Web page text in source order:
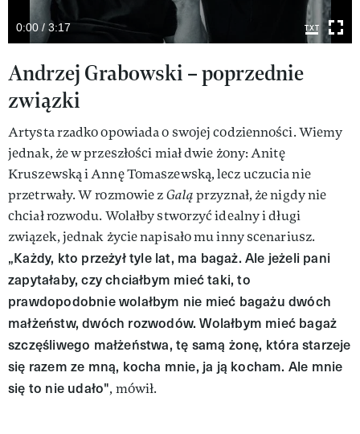
0:00 / 3:17
Andrzej Grabowski – poprzednie
związki
Artysta rzadko opowiada o swojej codzienności. Wiemy
jednak, że w przeszłości miał dwie żony: Anitę
Kruszewską i Annę Tomaszewską, lecz uczucia nie
przetrwały. W rozmowie zGaląprzyznał, że nigdy nie
chciał rozwodu. Wolałby stworzyć idealny i długi
związek, jednak życie napisało mu inny scenariusz.
„Każdy, kto przeżył tyle lat, ma bagaż. Ale jeżeli pani
zapytałaby, czy chciałbym mieć taki, to
prawdopodobnie wolałbym nie mieć bagażu dwóch
małżeństw, dwóch rozwodów. Wolałbym mieć bagaż
szczęśliwego małżeństwa, tę samą żonę, która starzeje
się razem ze mną, kocha mnie, ja ją kocham. Ale mnie
się to nie udało", mówił.